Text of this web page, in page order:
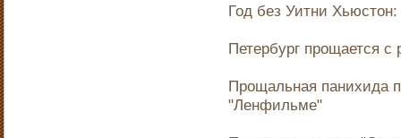
Год без Уитни Хьюстон:
Петербург прощается
Прощальная панихида
"Ленфильме"